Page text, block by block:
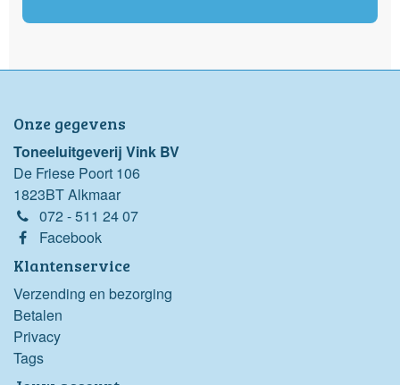
Onze gegevens
Toneeluitgeverij Vink BV
De Friese Poort 106
1823BT Alkmaar
072 - 511 24 07
Facebook
Klantenservice
Verzending en bezorging
Betalen
Privacy
Tags